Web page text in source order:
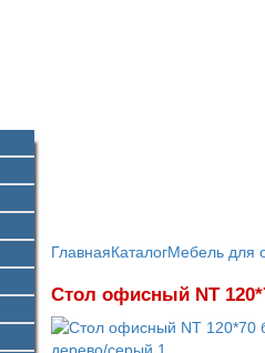
ГлавнаяКаталогМебель для
Стол офисный NT